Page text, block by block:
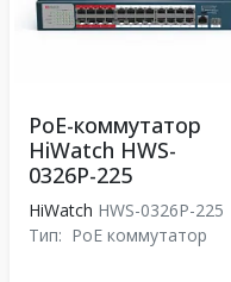
PoE-коммутатор
HiWatch HWS-
0326P-225
HiWatch HWS-0326P-225
Тип: PoE коммутатор